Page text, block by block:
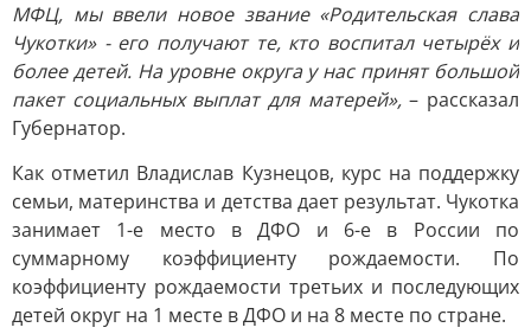
МФЦ, мы ввели новое звание «Родительская слава
Чукотки» - его получают те, кто воспитал четырёх и
более детей. На уровне округа у нас принят большой
пакет социальных выплат для матерей»,– рассказал
Губернатор.
Как отметил Владислав Кузнецов, курс на поддержку
семьи, материнства и детства дает результат. Чукотка
занимает 1-е место в ДФО и 6-е в России по
суммарному коэффициенту рождаемости. По
коэффициенту рождаемости третьих и последующих
детей округ на 1 месте в ДФО и на 8 месте по стране.